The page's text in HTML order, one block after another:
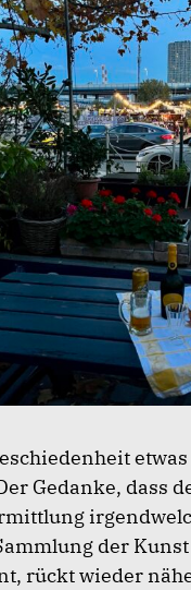
Gedanke, dass
der
rückt wieder